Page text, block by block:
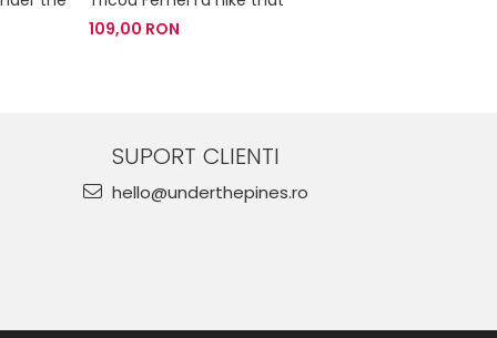
109,00 RON
SUPORT CLIENTI
hello@underthepines.ro